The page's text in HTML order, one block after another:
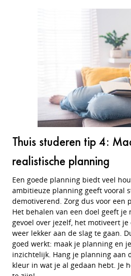
Thuis studeren tip 4:
realistische planning
Een goede planning biedt veel
ambitieuze planning geeft vooral
demotiverend. Zorg dus voor een
Het behalen van een doel geeft je
gevoel over jezelf, het motiveert
weer lekker aan de slag te gaan.
goed werkt: maak je planning en
inzichtelijk. Hang je planning aan
kleur in wat je al gedaan hebt. Je